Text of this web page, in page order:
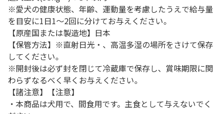
※愛犬の健康状態、年齢、運動量を考慮したうえで給与量
を目安に1日1～2回に分けてお与えください。
【原産国または製造地】日本
【保管方法】※直射日光・、高温多湿の場所をさけて保存
してください。
※開封後は必ず封を閉じて冷蔵庫で保存し、賞味期限に関
わらずなるべく早くお与えください。
【諸注意】【注意】
・本商品は犬用で、間食用です。主食として与えないでく